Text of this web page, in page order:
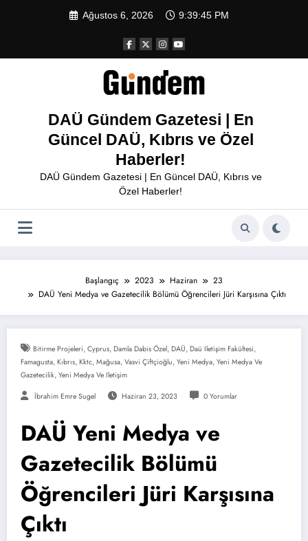
Ağustos 6, 2026 9:39:46 PM
DAÜ Gündem Gazetesi | En
Güncel DAÜ, Kıbrıs ve Özel
Haberler!
DAÜ Gündem Gazetesi | En Güncel DAÜ, Kıbrıs ve
Özel Haberler!
Başlangıç 2023 Haziran
23
DAÜ Yeni Medya ve Gazetecilik Bölümü Öğrencileri Jüri Karşısına Çıktı
Bitirme Projeleri, Cyprus, Damla Dabis Özel, DAÜ, Daü Iletişim Fakültesi,
Famagusta, Kıbrıs, Kktc, Mağusa, Vasvi Çiftçioğlu, Yeni Medya, Yeni Medya Ve
Gazetecilik, Yeni Medya Ve Iletişim
İbrahim Emre Sugel Haziran 23, 2023 0 Yorumlar
DAÜ Yeni Medya ve
Gazetecilik Bölümü
Öğrencileri Jüri Karşısına
Çıktı